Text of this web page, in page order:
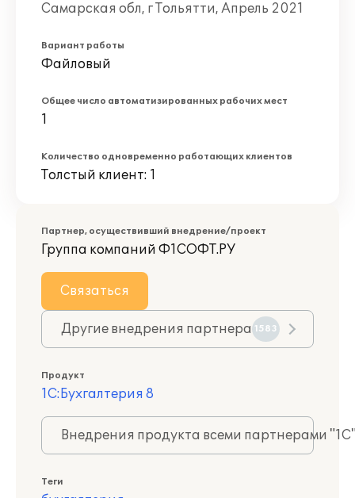
Самарская обл, г Тольятти, Апрель 2021
Вариант работы
Файловый
Общее число автоматизированных рабочих мест
1
Количество одновременно работающих клиентов
Толстый клиент: 1
Партнер, осуществивший внедрение/проект
Группа компаний Ф1СОФТ.РУ
Связаться
Другие внедрения партнера 1583
Продукт
1С:Бухгалтерия 8
Внедрения продукта всеми партнерами
Теги